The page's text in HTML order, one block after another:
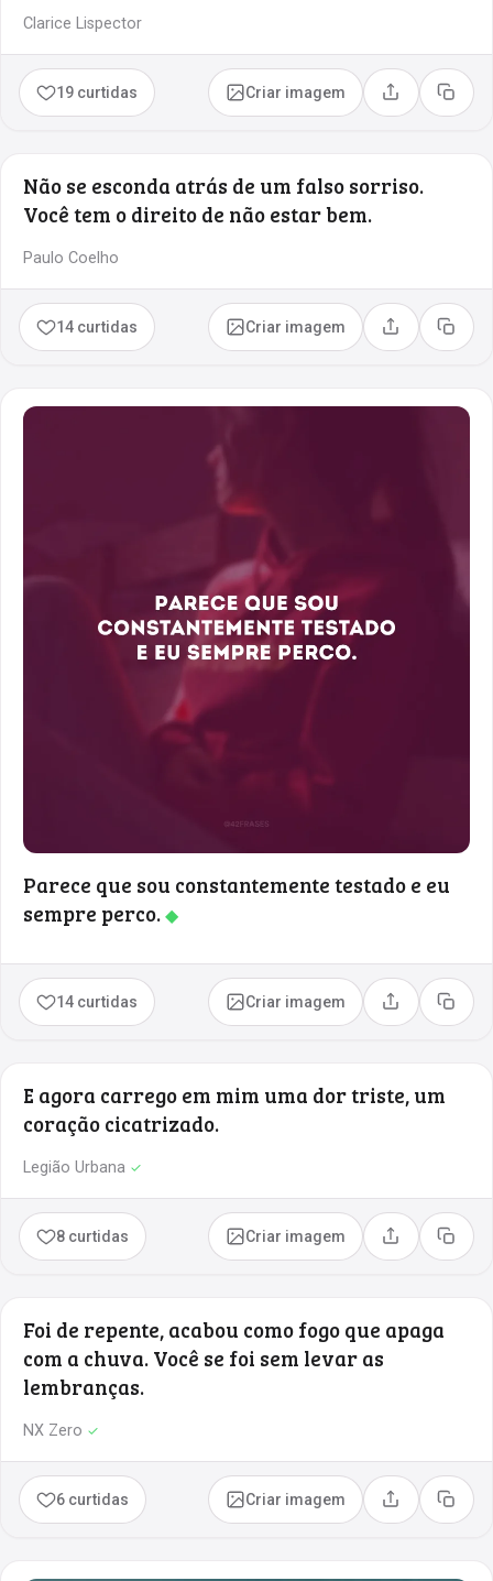
Clarice Lispector
19 curtidas Criar imagem Compartilhar
Copiar
Não se esconda atrás de um falso sorriso.
Você tem o direito de não estar bem.
Paulo Coelho
14 curtidas Criar imagem Compartilhar
Copiar
Parece que sou constantemente testado e eu
sempre perco.◆
14 curtidas Criar imagem Compartilhar
Copiar
E agora carrego em mim uma dor triste, um
coração cicatrizado.
Legião Urbana ✓
8 curtidas Criar imagem Compartilhar
Copiar
Foi de repente, acabou como fogo que apaga
com a chuva. Você se foi sem levar as
lembranças.
NX Zero ✓
6 curtidas Criar imagem Compartilhar
Copiar